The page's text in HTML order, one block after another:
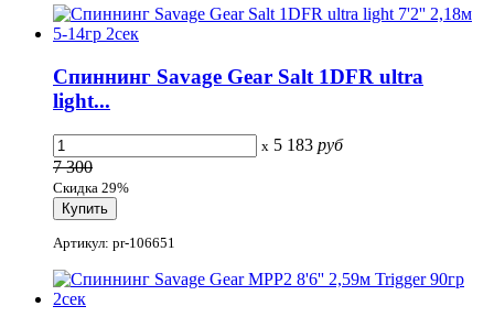
Спиннинг Savage Gear Salt 1DFR ultra
light...
x 5 183 руб
7 300
Скидка 29%
Артикул: pr-106651